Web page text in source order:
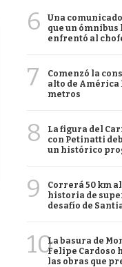
6
Una
que un
enfrentó al
7
Comenzó la
alto de América
metros
8
La figura del
con Petinatti
un histórico
9
Correrá 50 km
historia de
desafío de
10La basura de
Felipe Cardoso
las obras que